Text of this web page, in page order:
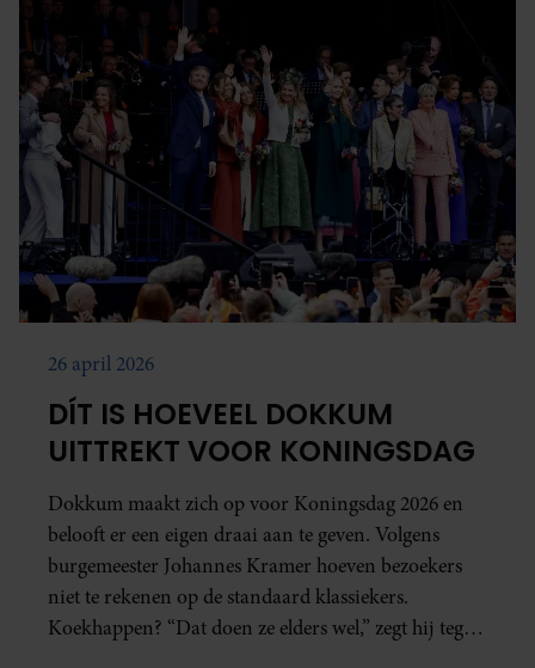
26 april 2026
DÍT IS HOEVEEL DOKKUM
UITTREKT VOOR KONINGSDAG
Dokkum maakt zich op voor Koningsdag 2026 en
belooft er een eigen draai aan te geven. Volgens
burgemeester Johannes Kramer hoeven bezoekers
niet te rekenen op de standaard klassiekers.
Koekhappen? “Dat doen ze elders wel,” zegt hij tegen